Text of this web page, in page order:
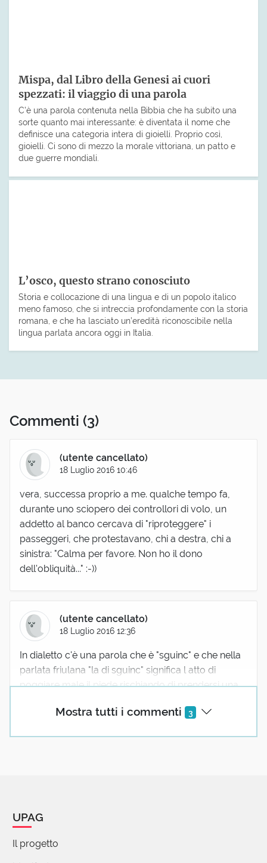
Mispa, dal Libro della Genesi ai cuori
spezzati: il viaggio di una parola
C’è una parola contenuta nella Bibbia che ha subito una
sorte quanto mai interessante: è diventata il nome che
definisce una categoria intera di gioielli. Proprio così,
gioielli. Ci sono di mezzo la morale vittoriana, un patto e
due guerre mondiali.
L’osco, questo strano conosciuto
Storia e collocazione di una lingua e di un popolo italico
meno famoso, che si intreccia profondamente con la storia
romana, e che ha lasciato un’eredità riconoscibile nella
lingua parlata ancora oggi in Italia.
Commenti (3)
Mostra tutti i commenti 3
(utente cancellato)
18 Luglio 2016 10:46
vera, successa proprio a me. qualche tempo fa,
durante uno sciopero dei controllori di volo, un
addetto al banco cercava di "riproteggere" i
passeggeri, che protestavano, chi a destra, chi a
sinistra: "Calma per favore. Non ho il dono
dell'obliquità..." :-))
(utente cancellato)
18 Luglio 2016 12:36
In dialetto c'è una parola che è "sguinc" e che nella
parlata friulana "la di sguinc" significa l atto di
poggiare male il piede rischiando di prendersi una
feritoia, un buco della serratura, lo spazio sghembo
appunto tra due speroni di roccia...che propone una
inquadratura unica anche se non ...comoda, in
UPAG
Il progetto